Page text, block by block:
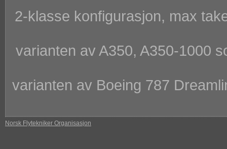
2-klasse konfigurasjon, max
varianten av A350, A350-1000
varianten av Boeing 787
Norsk Flytekniker Organisasjon